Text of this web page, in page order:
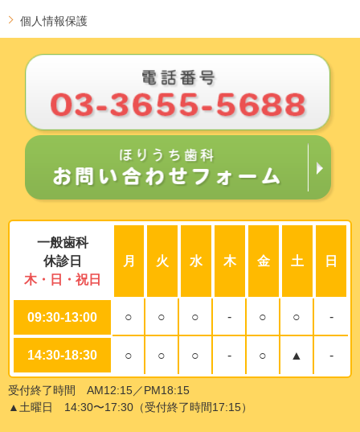
個人情報保護
一般歯科
休診日
木・日・祝日
月 火 水 木 金 土 日
09:30-13:00 ○ ○ ○ - ○ ○ -
14:30-18:30 ○ ○ ○ - ○ ▲ -
受付終了時間 AM12:15／PM18:15
▲土曜日 14:30〜17:30（受付終了時間17:15）